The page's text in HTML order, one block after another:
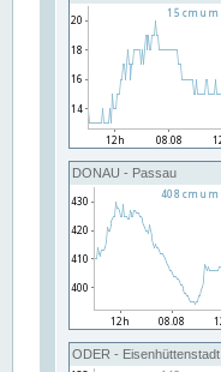
DONAU - Passau
ODER - Eisenhüttenstadt